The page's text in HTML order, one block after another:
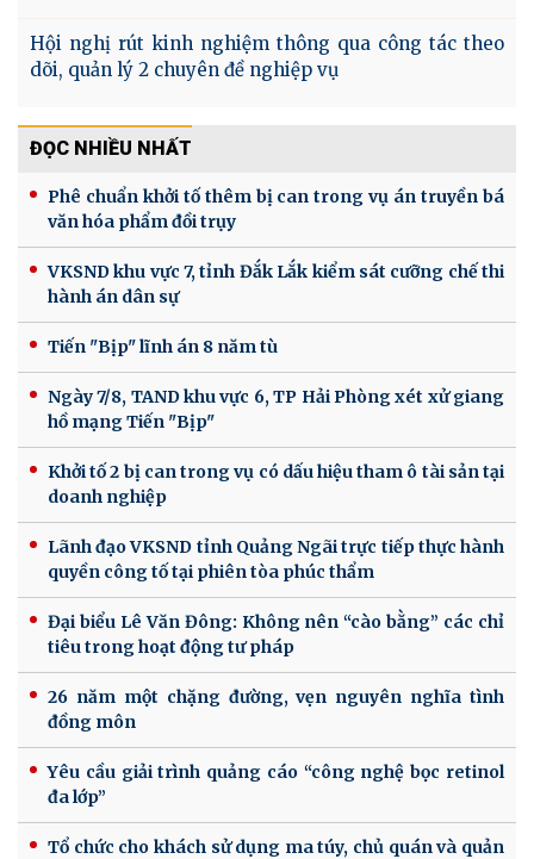
Hội nghị rút kinh nghiệm thông qua công tác theo
dõi, quản lý 2 chuyên đề nghiệp vụ
ĐỌC NHIỀU NHẤT
Phê chuẩn khởi tố thêm bị can trong vụ án truyền bá
văn hóa phẩm đồi trụy
VKSND khu vực 7, tỉnh Đắk Lắk kiểm sát cưỡng chế thi
hành án dân sự
Tiến "Bịp" lĩnh án 8 năm tù
Ngày 7/8, TAND khu vực 6, TP Hải Phòng xét xử giang
hồ mạng Tiến "Bịp"
Khởi tố 2 bị can trong vụ có dấu hiệu tham ô tài sản tại
doanh nghiệp
Lãnh đạo VKSND tỉnh Quảng Ngãi trực tiếp thực hành
quyền công tố tại phiên tòa phúc thẩm
Đại biểu Lê Văn Đông: Không nên “cào bằng” các chỉ
tiêu trong hoạt động tư pháp
26 năm một chặng đường, vẹn nguyên nghĩa tình
đồng môn
Yêu cầu giải trình quảng cáo “công nghệ bọc retinol
đa lớp”
Tổ chức cho khách sử dụng ma túy, chủ quán và quản